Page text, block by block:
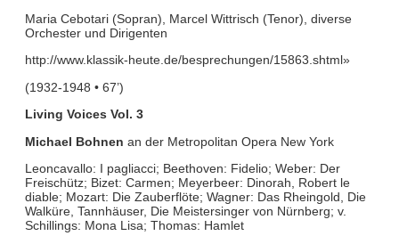
Maria Cebotari (Sopran), Marcel Wittrisch (Tenor), diverse
Orchester und Dirigenten
http://www.klassik-heute.de/besprechungen/15863.shtml»
(1932-1948 • 67’)
Living Voices Vol. 3
Michael Bohnen an der Metropolitan Opera New York
Leoncavallo: I pagliacci; Beethoven: Fidelio; Weber: Der
Freischütz; Bizet: Carmen; Meyerbeer: Dinorah, Robert le
diable; Mozart: Die Zauberflöte; Wagner: Das Rheingold, Die
Walküre, Tannhäuser, Die Meistersinger von Nürnberg; v.
Schillings: Mona Lisa; Thomas: Hamlet